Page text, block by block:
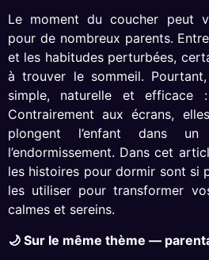
Le moment du coucher peut
pour de nombreux parents.
et les habitudes perturbées,
à trouver le sommeil.
simple, naturelle et efficace
Contrairement aux écrans,
plongent l’enfant dans
l’endormissement. Dans cet
les histoires pour dormir sont si
les utiliser pour transformer
calmes et sereins.
🌙 Sur le même thème —